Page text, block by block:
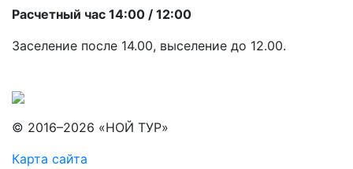
Расчетный час 14:00 / 12:00
Заселение после 14.00, выселение до 12.00.
© 2016–2026 «НОЙ ТУР»
Карта сайта